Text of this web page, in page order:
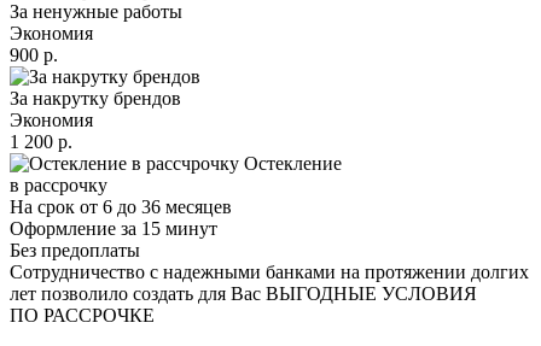
За ненужные работы
Экономия
900 р.
За накрутку брендов
Экономия
1 200 р.
Остекление
в рассрочку
На срок от 6 до 36 месяцев
Оформление за 15 минут
Без предоплаты
Сотрудничество с надежными банками на протяжении долгих
лет позволило создать для Вас ВЫГОДНЫЕ УСЛОВИЯ
ПО РАССРОЧКЕ